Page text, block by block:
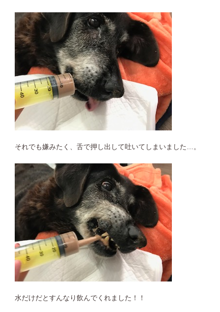
それでも嫌みたく、舌で押し出して吐いてしまいました…。
水だけだとすんなり飲んでくれました！！